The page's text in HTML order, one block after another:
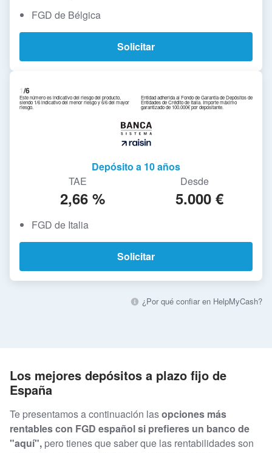
FGD de Bélgica
Solicitar
1/6
Este número es indicativo del riesgo del producto,
siendo 1/6 indicativo del menor riesgo y 6/6 del mayor
riesgo.
Entidad adherida al Fondo de Garantía de Depósitos de
Entidades de Crédito de Italia. Importe máximo
garantizado de 100.000€ por depositante.
Depósito a 10 años
TAE
2,66 %
Desde
5.000 €
FGD de Italia
Solicitar
¿Por qué confiar en HelpMyCash?
Los mejores depósitos a plazo fijo de
España
Te presentamos a continuación lasopciones más
rentables con FGD español si prefieres un banco de
"aquí", pero tienes que saber que las rentabilidades son